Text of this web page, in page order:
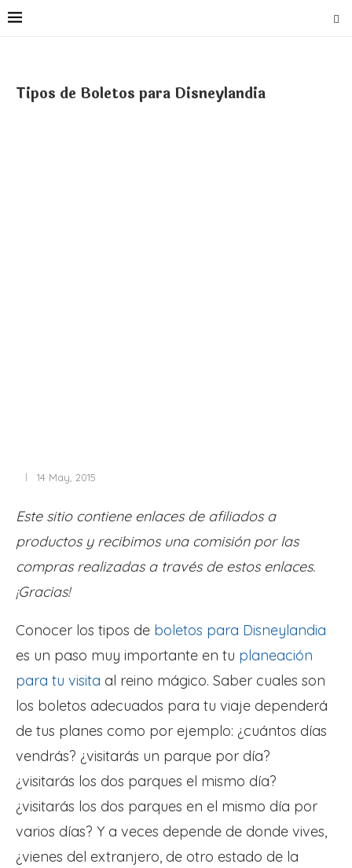
Tipos de Boletos para Disneylandia
14 May, 2015
Este sitio contiene enlaces de afiliados a
productos y recibimos una comisión por las
compras realizadas a través de estos enlaces.
¡Gracias!
Conocer los tipos de boletos para Disneylandia
es un paso muy importante en tu planeación
para tu visita al reino mágico. Saber cuales son
los boletos adecuados para tu viaje dependerá
de tus planes como por ejemplo: ¿cuántos días
vendrás? ¿visitarás un parque por día?
¿visitarás los dos parques el mismo día?
¿visitarás los dos parques en el mismo día por
varios días? Y a veces depende de donde vives,
¿vienes del extranjero, de otro estado de la